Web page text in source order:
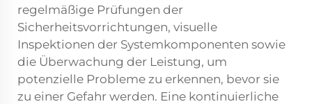
regelmäßige Prüfungen der
Sicherheitsvorrichtungen, visuelle
Inspektionen der Systemkomponenten sowie
die Überwachung der Leistung, um
potenzielle Probleme zu erkennen, bevor sie
zu einer Gefahr werden. Eine kontinuierliche